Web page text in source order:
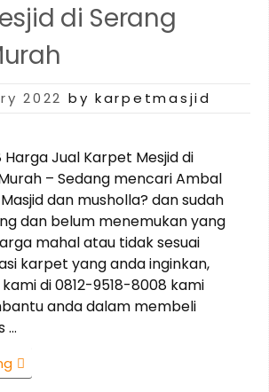
di Serang
2022 by karpetmasjid
Harga Jual Karpet Mesjid di
– Sedang mencari Ambal
dan musholla? dan sudah
dan belum menemukan yang
mahal atau tidak sesuai
karpet yang anda inginkan,
di 0812-9518-8008 kami
anda dalam membeli
…
“0812-
9518-